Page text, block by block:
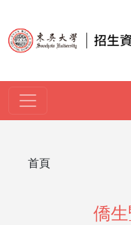
導航連結
首頁
僑